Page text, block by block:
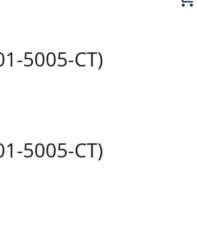
5005-СТ)
5005-СТ)